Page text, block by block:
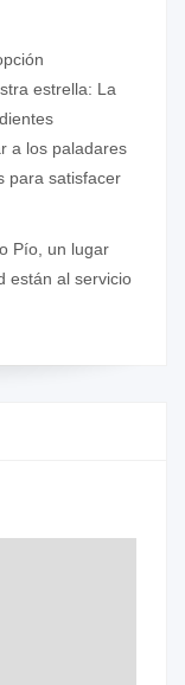
estrella: La
a los paladares
para satisfacer
Pío, un lugar
están al servicio